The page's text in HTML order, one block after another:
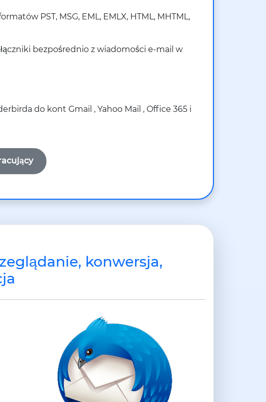
PST, MSG, EML, EMLX, HTML, MHTML,
bezpośrednio z wiadomości e-mail w
do kont Gmail , Yahoo Mail , Office 365 i
konwersja,